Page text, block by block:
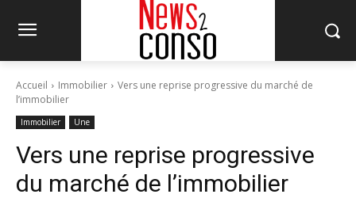
Accueil Immobilier
Vers une reprise progressive du marché de
l’immobilier
Immobilier Une
Vers une reprise progressive
du marché de l’immobilier